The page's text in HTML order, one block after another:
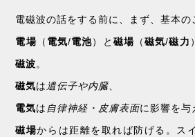
電磁波の話をする前に、まず、基本の
電場（ 電気/電池）と 磁場（磁気/磁力
磁波。
磁気は遺伝子や内臓、
電気は 自律神経・皮膚表面に影響を与
磁場からは距離を取れば防げる。ス